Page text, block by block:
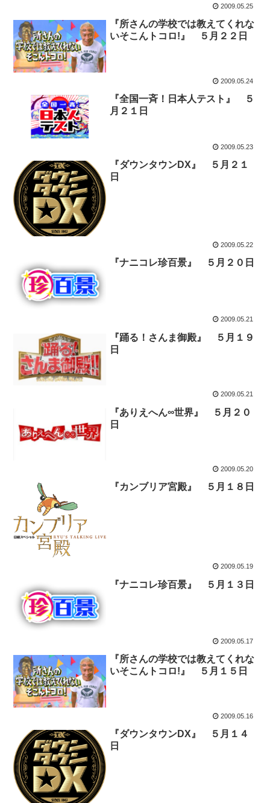
2009.05.25
『所さんの学校では教えてくれな
いそこんトコロ!』 ５月２２日
2009.05.24
『全国一斉！日本人テスト』 ５
月２１日
2009.05.23
『ダウンタウンDX』 ５月２１
日
2009.05.22
『ナニコレ珍百景』 ５月２０日
2009.05.21
『踊る！さんま御殿』 ５月１９
日
2009.05.21
『ありえへん∞世界』 ５月２０
日
2009.05.20
『カンブリア宮殿』 ５月１８日
2009.05.19
『ナニコレ珍百景』 ５月１３日
2009.05.17
『所さんの学校では教えてくれな
いそこんトコロ!』 ５月１５日
2009.05.16
『ダウンタウンDX』 ５月１４
日